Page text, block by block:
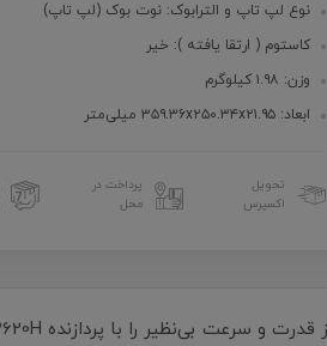
نوع لپ تاپ و الترابوک: نوت بوک (لپ تاپ)
کاستوم ( ارتقا یافته ): خیر
وزن: ۱.۹۸ کیلوگرم
ابعاد: ۳۵۹.۳۶x۲۵۰.۳۴x۲۱.۹۵ میلی‌متر
تحویل
اکسپرس
پرداخت در
محل